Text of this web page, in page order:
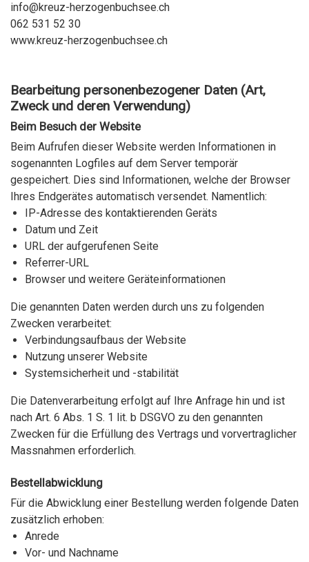
info@kreuz-herzogenbuchsee.ch
062 531 52 30
www.kreuz-herzogenbuchsee.ch
Bearbeitung personenbezogener Daten (Art,
Zweck und deren Verwendung)
Beim Besuch der Website
Beim Aufrufen dieser Website werden Informationen in
sogenannten Logfiles auf dem Server temporär
gespeichert. Dies sind Informationen, welche der Browser
Ihres Endgerätes automatisch versendet. Namentlich:
IP-Adresse des kontaktierenden Geräts
Datum und Zeit
URL der aufgerufenen Seite
Referrer-URL
Browser und weitere Geräteinformationen
Die genannten Daten werden durch uns zu folgenden
Zwecken verarbeitet:
Verbindungsaufbaus der Website
Nutzung unserer Website
Systemsicherheit und -stabilität
Die Datenverarbeitung erfolgt auf Ihre Anfrage hin und ist
nach Art. 6 Abs. 1 S. 1 lit. b DSGVO zu den genannten
Zwecken für die Erfüllung des Vertrags und vorvertraglicher
Massnahmen erforderlich.
Bestellabwicklung
Für die Abwicklung einer Bestellung werden folgende Daten
zusätzlich erhoben:
Anrede
Vor- und Nachname